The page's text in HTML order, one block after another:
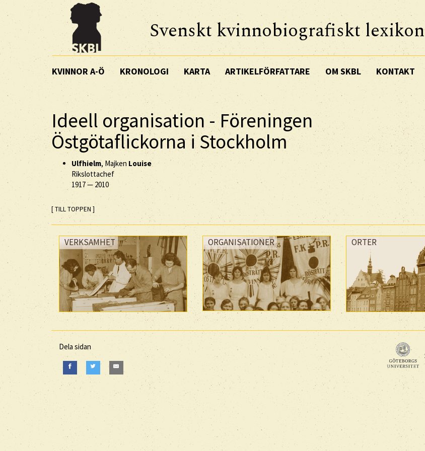
Svenskt kvinnobiografiskt lexikon
KVINNOR A-Ö KRONOLOGI KARTA ARTIKELFÖRFATTARE OM SKBL KONTAKT
Ideell organisation - Föreningen
Östgötaflickorna i Stockholm
Ulfhielm, Majken Louise
Rikslottachef
1917— 2010
[ TILL TOPPEN ]
VERKSAMHET ORGANISATIONER ORTER
Dela sidan